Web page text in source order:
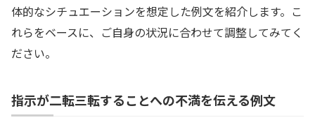
体的なシチュエーションを想定した例文を紹介します。こ
れらをベースに、ご自身の状況に合わせて調整してみてく
ださい。
指示が二転三転することへの不満を伝える例文